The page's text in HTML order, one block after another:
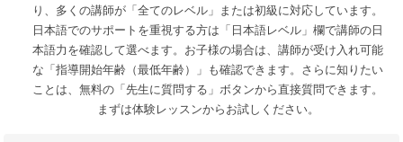
り、多くの講師が「全てのレベル」または初級に対応しています。
日本語でのサポートを重視する方は「日本語レベル」欄で講師の日
本語力を確認して選べます。お子様の場合は、講師が受け入れ可能
な「指導開始年齢（最低年齢）」も確認できます。さらに知りたい
ことは、無料の「先生に質問する」ボタンから直接質問できます。
まずは体験レッスンからお試しください。